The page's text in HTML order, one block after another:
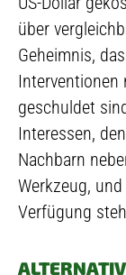
über
Geheimnis,
Interventionen
geschuldet
Interessen,
Nachbarn
Werkzeug,
Verfügung